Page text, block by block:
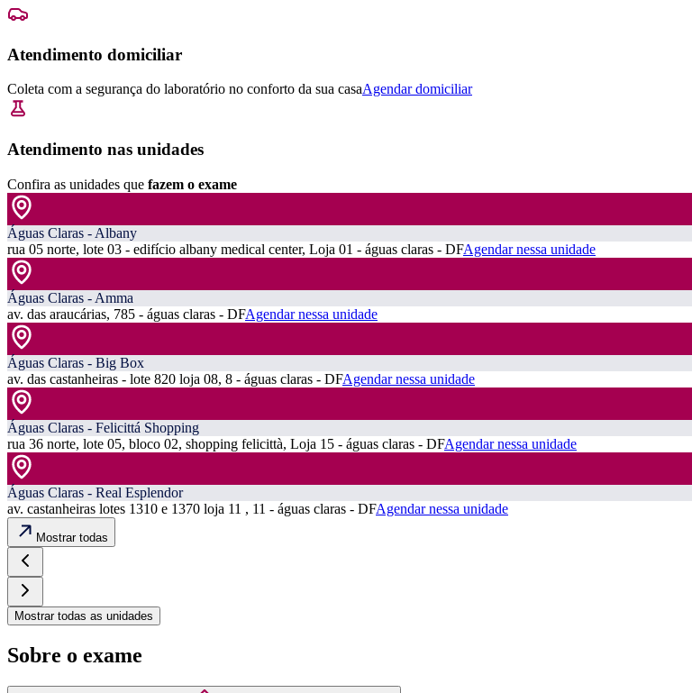
Atendimento domiciliar
Coleta com a segurança do laboratório no conforto da sua casaAgendar domiciliar
Atendimento nas unidades
Confira as unidades que fazem o exame
Águas Claras - Albany
rua 05 norte, lote 03 - edifício albany medical center, Loja 01 - águas claras - DFAgendar nessa unidade
Águas Claras - Amma
av. das araucárias, 785 - águas claras - DFAgendar nessa unidade
Águas Claras - Big Box
av. das castanheiras - lote 820 loja 08, 8 - águas claras - DFAgendar nessa unidade
Águas Claras - Felicittá Shopping
rua 36 norte, lote 05, bloco 02, shopping felicittà, Loja 15 - águas claras - DFAgendar nessa unidade
Águas Claras - Real Esplendor
av. castanheiras lotes 1310 e 1370 loja 11 , 11 - águas claras - DFAgendar nessa unidade
Mostrar todas
Mostrar todas as unidades
Sobre o exame